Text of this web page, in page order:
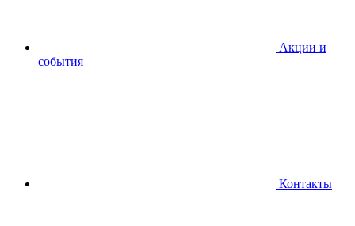
Акции и
события
Контакты